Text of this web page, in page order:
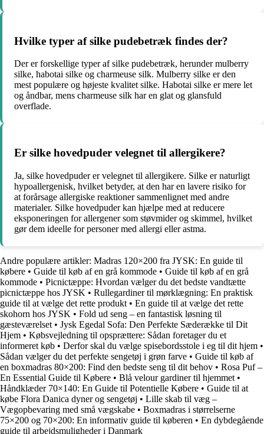
Hvilke typer af silke pudebetræk findes der?
Der er forskellige typer af silke pudebetræk, herunder mulberry
silke, habotai silke og charmeuse silk. Mulberry silke er den
mest populære og højeste kvalitet silke. Habotai silke er mere let
og åndbar, mens charmeuse silk har en glat og glansfuld
overflade.
Er silke hovedpuder velegnet til allergikere?
Ja, silke hovedpuder er velegnet til allergikere. Silke er naturligt
hypoallergenisk, hvilket betyder, at den har en lavere risiko for
at forårsage allergiske reaktioner sammenlignet med andre
materialer. Silke hovedpuder kan hjælpe med at reducere
eksponeringen for allergener som støvmider og skimmel, hvilket
gør dem ideelle for personer med allergi eller astma.
Andre populære artikler: Madras 120×200 fra JYSK: En guide til
købere • Guide til køb af en grå kommode • Guide til køb af en grå
kommode • Picnictæppe: Hvordan vælger du det bedste vandtætte
picnictæppe hos JYSK • Rullegardiner til mørklægning: En praktisk
guide til at vælge det rette produkt • En guide til at vælge det rette
skohorn hos JYSK • Fold ud seng – en fantastisk løsning til
gæsteværelset • Jysk Egedal Sofa: Den Perfekte Sæderække til Dit
Hjem • Købsvejledning til opsprættere: Sådan foretager du et
informeret køb • Derfor skal du vælge spisebordsstole i eg til dit hjem •
Sådan vælger du det perfekte sengetøj i grøn farve • Guide til køb af
en boxmadras 80×200: Find den bedste seng til dit behov • Rosa Puf –
En Essential Guide til Købere • Blå velour gardiner til hjemmet •
Håndklæder 70×140: En Guide til Potentielle Købere • Guide til at
købe Flora Danica dyner og sengetøj • Lille skab til væg –
Vægopbevaring med små vægskabe • Boxmadras i størrelserne
75×200 og 70×200: En informativ guide til køberen • En dybdegående
guide til arbejdsmuligheder i Danmark